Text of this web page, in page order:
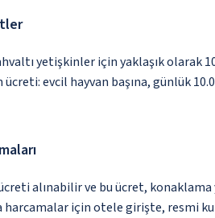
yetişkinler için yaklaşık olarak
ücreti: evcil hayvan başına, günlük
alınabilir ve bu ücret,
harcamalar için otele girişte, resmi